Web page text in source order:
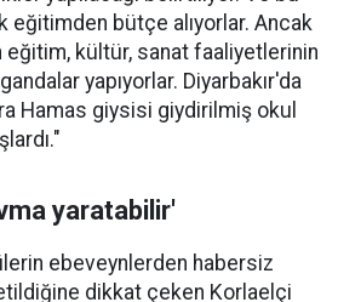
eğitimden bütçe alıyorlar. Ancak
kültür, sanat faaliyetlerinin
yapıyorlar. Diyarbakır'da
Hamas giysisi giydirilmiş okul
yaratabilir'
ebeveynlerden habersiz
dikkat çeken Korlaelçi